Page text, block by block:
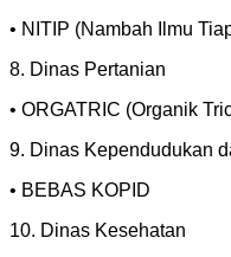
• NITIP (Nambah Ilmu
8. Dinas Pertanian
• ORGATRIC (Organik
9. Dinas Kependudukan
• BEBAS KOPID
10. Dinas Kesehatan